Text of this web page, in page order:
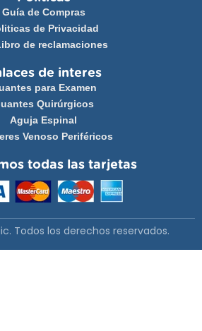
Guía de Compras
de Privacidad
de reclamaciones
de interes
para Examen
Quirúrgicos
Aguja Espinal
Venoso Periféricos
todas las tarjetas
Todos los derechos reservados.